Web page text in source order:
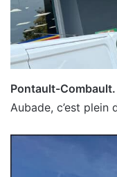
Pontault-Combault.
Aubade, c’est plein